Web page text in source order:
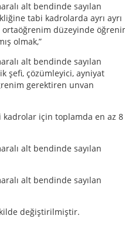
alt bendinde sayılan
tabi kadrolarda ayrı ayrı
ortaöğrenim düzeyinde
olmak,”
alt bendinde sayılan
şefi, çözümleyici, ayniyat
gerektiren unvan
kadrolar için toplamda en az 8
alt bendinde sayılan
alt bendinde sayılan
değiştirilmiştir.